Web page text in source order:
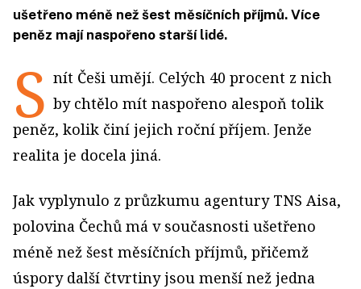
ušetřeno méně než šest měsíčních příjmů. Více
peněz mají naspořeno starší lidé.
S nít Češi umějí. Celých 40 procent z nich
by chtělo mít naspořeno alespoň tolik
peněz, kolik činí jejich roční příjem. Jenže
realita je docela jiná.
Jak vyplynulo z průzkumu agentury TNS Aisa,
polovina Čechů má v současnosti ušetřeno
méně než šest měsíčních příjmů, přičemž
úspory další čtvrtiny jsou menší než jedna